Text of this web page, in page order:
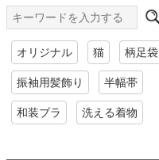
オリジナル 猫 柄足袋
振袖用髪飾り 半幅帯
和装ブラ 洗える着物